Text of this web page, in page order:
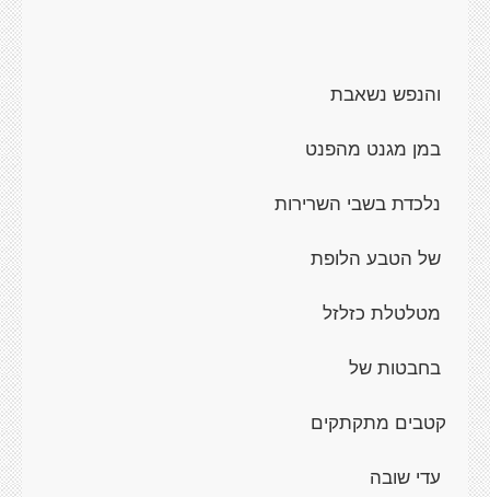
והנפש נשאבת
במן מגנט מהפנט
נלכדת בשבי השרירות
של הטבע הלופת
מטלטלת כזלזל
בחבטות של
קטבים מתקתקים
עדי שובה